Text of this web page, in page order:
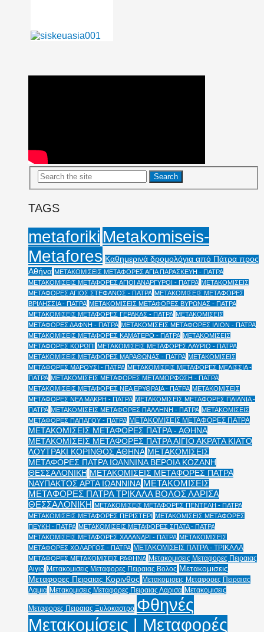
TAGS
metaforiki Metakomiseis-
Metafores Καθημερινά δρομολόγια από Πάτρα προς
Αθήνα ΜΕΤΑΚΟΜΙΣΕΙΣ ΜΕΤΑΦΟΡΕΣ ΑΓΙΑ ΠΑΡΑΣΚΕΥΗ - ΠΑΤΡΑ
ΜΕΤΑΚΟΜΙΣΕΙΣ ΜΕΤΑΦΟΡΕΣ ΑΓΙΟΙ ΑΝΑΡΓΥΡΟΙ - ΠΑΤΡΑ ΜΕΤΑΚΟΜΙΣΕΙΣ
ΜΕΤΑΦΟΡΕΣ ΑΓΙΟΣ ΣΤΕΦΑΝΟΣ - ΠΑΤΡΑ ΜΕΤΑΚΟΜΙΣΕΙΣ ΜΕΤΑΦΟΡΕΣ
ΒΡΙΛΗΣΣΙΑ - ΠΑΤΡΑ ΜΕΤΑΚΟΜΙΣΕΙΣ ΜΕΤΑΦΟΡΕΣ ΒΥΡΩΝΑΣ - ΠΑΤΡΑ
ΜΕΤΑΚΟΜΙΣΕΙΣ ΜΕΤΑΦΟΡΕΣ ΓΕΡΑΚΑΣ - ΠΑΤΡΑ ΜΕΤΑΚΟΜΙΣΕΙΣ
ΜΕΤΑΦΟΡΕΣ ΔΑΦΝΗ - ΠΑΤΡΑ ΜΕΤΑΚΟΜΙΣΕΙΣ ΜΕΤΑΦΟΡΕΣ ΙΛΙΟΝ - ΠΑΤΡΑ
ΜΕΤΑΚΟΜΙΣΕΙΣ ΜΕΤΑΦΟΡΕΣ ΚΑΜΑΤΕΡΟ - ΠΑΤΡΑ ΜΕΤΑΚΟΜΙΣΕΙΣ
ΜΕΤΑΦΟΡΕΣ ΚΟΡΩΠΙ ΜΕΤΑΚΟΜΙΣΕΙΣ ΜΕΤΑΦΟΡΕΣ ΛΑΥΡΙΟ - ΠΑΤΡΑ
ΜΕΤΑΚΟΜΙΣΕΙΣ ΜΕΤΑΦΟΡΕΣ ΜΑΡΑΘΩΝΑΣ - ΠΑΤΡΑ ΜΕΤΑΚΟΜΙΣΕΙΣ
ΜΕΤΑΦΟΡΕΣ ΜΑΡΟΥΣΙ - ΠΑΤΡΑ ΜΕΤΑΚΟΜΙΣΕΙΣ ΜΕΤΑΦΟΡΕΣ ΜΕΛΙΣΣΙΑ -
ΠΑΤΡΑ ΜΕΤΑΚΟΜΙΣΕΙΣ ΜΕΤΑΦΟΡΕΣ ΜΕΤΑΜΟΡΦΩΣΗ - ΠΑΤΡΑ
ΜΕΤΑΚΟΜΙΣΕΙΣ ΜΕΤΑΦΟΡΕΣ ΝΕΑ ΕΡΥΘΡΑΙΑ - ΠΑΤΡΑ ΜΕΤΑΚΟΜΙΣΕΙΣ
ΜΕΤΑΦΟΡΕΣ ΝΕΑ ΜΑΚΡΗ - ΠΑΤΡΑ ΜΕΤΑΚΟΜΙΣΕΙΣ ΜΕΤΑΦΟΡΕΣ ΠΑΙΑΝΙΑ -
ΠΑΤΡΑ ΜΕΤΑΚΟΜΙΣΕΙΣ ΜΕΤΑΦΟΡΕΣ ΠΑΛΛΗΝΗ - ΠΑΤΡΑ ΜΕΤΑΚΟΜΙΣΕΙΣ
ΜΕΤΑΦΟΡΕΣ ΠΑΠΑΓΟΥ - ΠΑΤΡΑ ΜΕΤΑΚΟΜΙΣΕΙΣ ΜΕΤΑΦΟΡΕΣ ΠΑΤΡΑ
ΜΕΤΑΚΟΜΙΣΕΙΣ ΜΕΤΑΦΟΡΕΣ ΠΑΤΡΑ - ΑΘΗΝΑ
ΜΕΤΑΚΟΜΙΣΕΙΣ ΜΕΤΑΦΟΡΕΣ ΠΑΤΡΑ ΑΙΓΙΟ ΑΚΡΑΤΑ ΚΙΑΤΟ
ΛΟΥΤΡΑΚΙ ΚΟΡΙΝΘΟΣ ΑΘΗΝΑ ΜΕΤΑΚΟΜΙΣΕΙΣ
ΜΕΤΑΦΟΡΕΣ ΠΑΤΡΑ ΙΩΑΝΝΙΝΑ ΒΕΡΟΙΑ ΚΟΖΑΝΗ
ΘΕΣΣΑΛΟΝΙΚΗ ΜΕΤΑΚΟΜΙΣΕΙΣ ΜΕΤΑΦΟΡΕΣ ΠΑΤΡΑ
ΝΑΥΠΑΚΤΟΣ ΑΡΤΑ ΙΩΑΝΝΙΝΑ ΜΕΤΑΚΟΜΙΣΕΙΣ
ΜΕΤΑΦΟΡΕΣ ΠΑΤΡΑ ΤΡΙΚΑΛΑ ΒΟΛΟΣ ΛΑΡΙΣΑ
ΘΕΣΣΑΛΟΝΙΚΗ ΜΕΤΑΚΟΜΙΣΕΙΣ ΜΕΤΑΦΟΡΕΣ ΠΕΝΤΕΛΗ - ΠΑΤΡΑ
ΜΕΤΑΚΟΜΙΣΕΙΣ ΜΕΤΑΦΟΡΕΣ ΠΕΡΙΣΤΕΡΙ ΜΕΤΑΚΟΜΙΣΕΙΣ ΜΕΤΑΦΟΡΕΣ
ΠΕΥΚΗ - ΠΑΤΡΑ ΜΕΤΑΚΟΜΙΣΕΙΣ ΜΕΤΑΦΟΡΕΣ ΣΠΑΤΑ - ΠΑΤΡΑ
ΜΕΤΑΚΟΜΙΣΕΙΣ ΜΕΤΑΦΟΡΕΣ ΧΑΛΑΝΔΡΙ - ΠΑΤΡΑ ΜΕΤΑΚΟΜΙΣΕΙΣ
ΜΕΤΑΦΟΡΕΣ ΧΟΛΑΡΓΟΣ - ΠΑΤΡΑ ΜΕΤΑΚΟΜΙΣΕΙΣ ΠΑΤΡΑ - ΤΡΙΚΑΛΑ
ΜΕΤΑΦΟΡΕΣ ΜΕΤΑΚΟΜΙΣΕΙΣ ΡΑΦΗΝΑ Μετακομισεις Μεταφορες Πειραιας
Αιγιο Μετακομισεις Μεταφορες Πειραιας Βολος Μετακομισεις
Μεταφορες Πειραιας Κορινθος Μετακομισεις Μεταφορες Πειραιας
Λαμια Μετακομισεις Μεταφορες Πειραιας Λαρισα Μετακομισεις
Μεταφορες Πειραιας Ξυλοκαστρο Φθηνές
Μετακομίσεις | Μεταφορές